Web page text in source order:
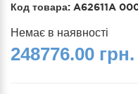
Код товара: A62611A
Немає в наявності
248776.00 грн.